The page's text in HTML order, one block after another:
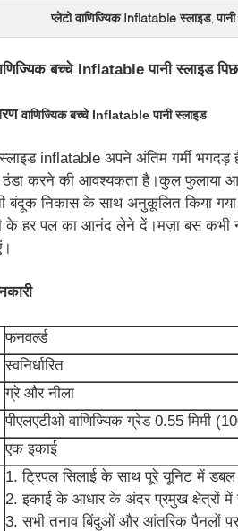
प्लेटो वाणिज्यिक Inflatable स्लाइड,
बच्चे Inflatable पानी स्लाइड
वाणिज्यिक बच्चे Inflatable पानी स्लाइड
स्लाइड inflatable अपने अंतिम गर्मी
ठंडा करने की आवश्यकता है।कुल फुलाया
बंदूक निकास के साथ अनुकूलित किया
के हर पल का आनंद लेने दें।मज़ा बस कभी
फनवर्ल्ड
स्वनिर्धारित
ग्रे और नीला
पीएलएटीओ वाणिज्यिक ग्रेड 0.55 मिमी
एक इकाई
1. ट्रिपल सिलाई के साथ पूरे यूनिट में डबल
2. इकाई के आधार के अंदर प्रमुख क्षेत्रों में
3. सभी तनाव बिंदुओं और आंतरिक पैनलों पर